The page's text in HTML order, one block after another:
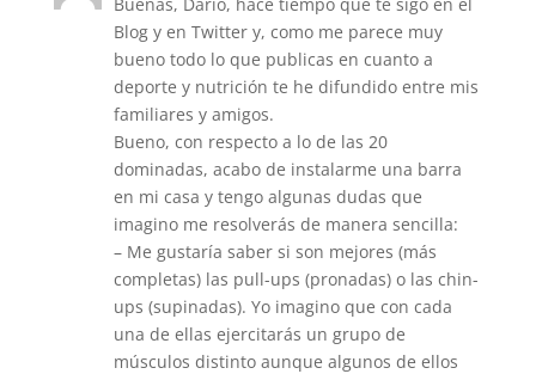
Blog y en Twitter y, como me parece muy
bueno todo lo que publicas en cuanto a
deporte y nutrición te he difundido entre mis
familiares y amigos.
Bueno, con respecto a lo de las 20
dominadas, acabo de instalarme una barra
en mi casa y tengo algunas dudas que
imagino me resolverás de manera sencilla:
– Me gustaría saber si son mejores (más
completas) las pull-ups (pronadas) o las chin-
ups (supinadas). Yo imagino que con cada
una de ellas ejercitarás un grupo de
músculos distinto aunque algunos de ellos